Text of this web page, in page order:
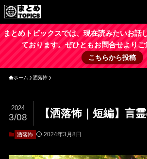
まとめトピックスでは、現在読みたいお話
ております。ぜひともお問合せより
こちらから投稿
ホーム 洒落怖
【洒落怖｜短編】言
2024
3/08
洒落怖 2024年3月8日